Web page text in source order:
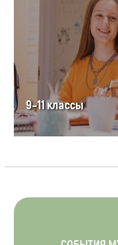
9–11 классы